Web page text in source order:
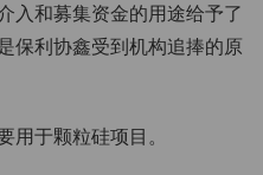
入和募集资金的用途给予了
保利协鑫受到机构追捧的原
用于颗粒硅项目。